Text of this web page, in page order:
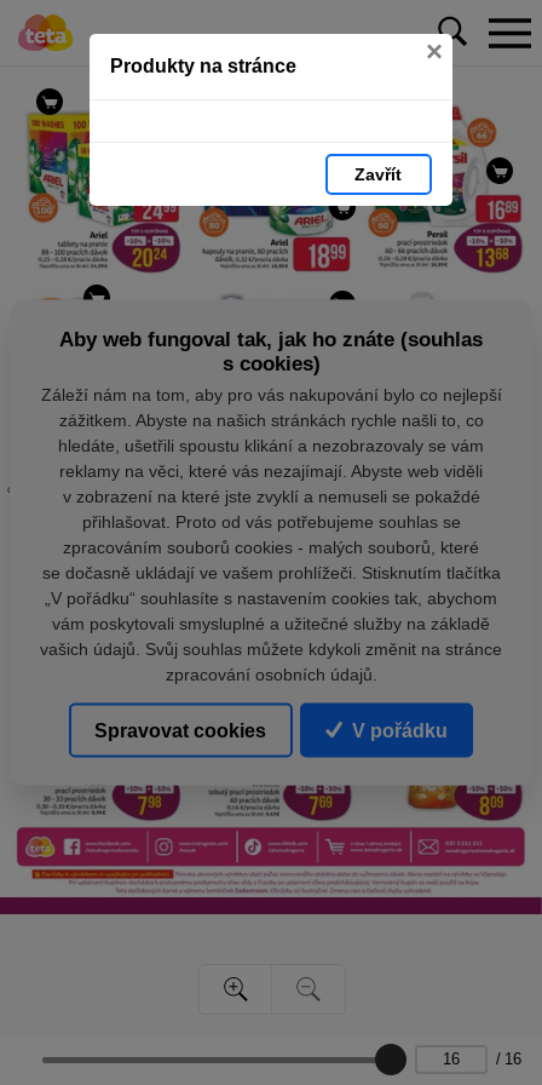
Produkty na stránce ×
Zavřít
/ 16
Aby web fungoval tak, jak ho znáte (souhlas
s cookies)
Záleží nám na tom, aby pro vás nakupování bylo co nejlepší
zážitkem. Abyste na našich stránkách rychle našli to, co
hledáte, ušetřili spoustu klikání a nezobrazovaly se vám
reklamy na věci, které vás nezajímají. Abyste web viděli
v zobrazení na které jste zvyklí a nemuseli se pokaždé
přihlašovat. Proto od vás potřebujeme souhlas se
zpracováním souborů cookies - malých souborů, které
se dočasně ukládají ve vašem prohlížeči. Stisknutím tlačítka
„V pořádku“ souhlasíte s nastavením cookies tak, abychom
vám poskytovali smysluplné a užitečné služby na základě
vašich údajů. Svůj souhlas můžete kdykoli změnit na stránce
zpracování osobních údajů.
Spravovat cookies V pořádku